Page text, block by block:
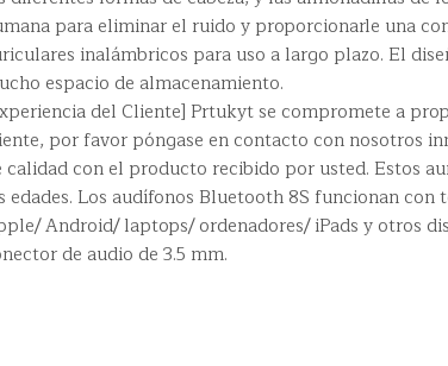
para eliminar el ruido y proporcionarle una
inalámbricos para uso a largo plazo. El
espacio de almacenamiento.
del Cliente] Prtukyt se compromete a
por favor póngase en contacto con nosotros
calidad con el producto recibido por usted. Estos
edades. Los audífonos Bluetooth 8S funcionan
Android/ laptops/ ordenadores/ iPads y otros
de audio de 3.5 mm.